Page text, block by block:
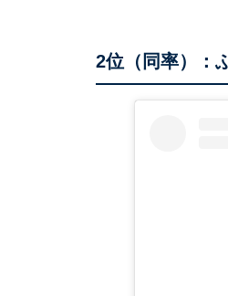
2位（同率）：